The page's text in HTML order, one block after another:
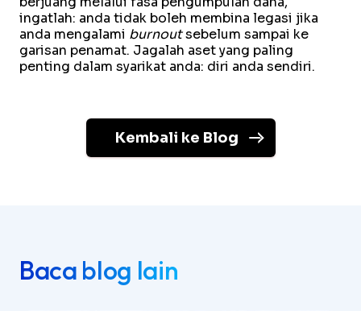
ingatlah: anda tidak boleh membina legasi jika
anda mengalami burnoutsebelum sampai ke
garisan penamat. Jagalah aset yang paling
penting dalam syarikat anda: diri anda sendiri.
Kembali ke Blog
Baca blog lain